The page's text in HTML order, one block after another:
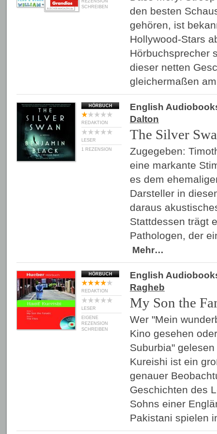
REZENSION
SCHREIBEN
den besten
gehören, ist
Hollywood-Stars
Hörbuchsprecher
dieser netten
gleichermaßen
HÖRBUCH
REDAKTION
LESER
1 REZENSION
English
Dalton
The Silver
Zugegeben:
eine markante
es dem
Darsteller in
daraus
Stattdessen trägt
Pathologen, der
Mehr…
HÖRBUCH
REDAKTION
LESER
EIGENE
REZENSION
SCHREIBEN
English
Ragheb
My Son the
Wer "Mein
Kino gesehen
Suburbia"
Kureishi ist ein
genauer
Geschichten des
Sohns einer
Pakistani spielen